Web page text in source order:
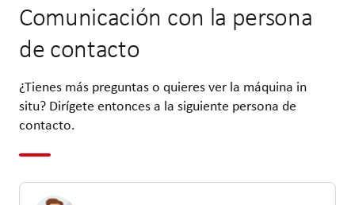
Comunicación con la persona
de contacto
¿Tienes más preguntas o quieres ver la máquina in
situ? Dirígete entonces a la siguiente persona de
contacto.